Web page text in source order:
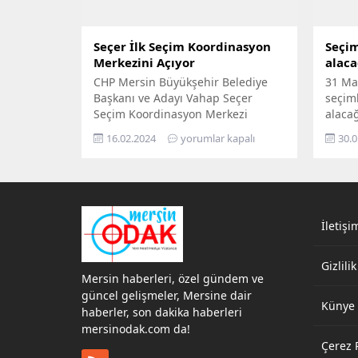
Seçer İlk Seçim Koordinasyon
Merkezini Açıyor
CHP Mersin Büyükşehir Belediye
Başkanı ve Adayı Vahap Seçer
Seçim Koordinasyon Merkezi
açıyor! Başkan Vahap Seçer “Haydi
gelin, 31 Mart’ta çok daha güçlü
açılışa davet etti. 17 Şubat
Cumartesi Saat: 15.00 Capital İş
Merkezi (Noax Hotel Karşısı, GMK
Bulvarı Üzeri)
16.02.2024 yorumlar kapalı
31
gelen
Mersin haberleri, özel gündem ve
güncel gelişmeler, Mersine dair
haberler, son dakika haberleri
mersinodak.com da!
Gizlilik
Künye
Çerez